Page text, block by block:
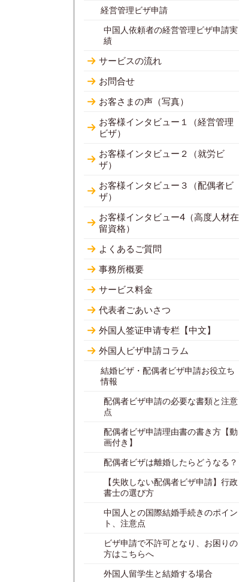
経営管理ビザ申請
中国人依頼者の経営管理ビザ申請実
績
サービスの流れ
お問合せ
お客さまの声（写真）
お客様インタビュー１（経営管理
ビザ）
お客様インタビュー２（就労ビ
ザ）
お客様インタビュー３（配偶者ビ
ザ）
お客様インタビュー4（高度人材在
留資格）
よくあるご質問
事務所概要
サービス料金
代表者ごあいさつ
外国人签证申请专栏【中文】
外国人ビザ申請コラム
結婚ビザ・配偶者ビザ申請お役立ち
情報
配偶者ビザ申請の必要な書類と注意
点
配偶者ビザ申請理由書の書き方【動
画付き】
配偶者ビザは離婚したらどうなる？
【失敗しない配偶者ビザ申請】行政
書士の選び方
中国人との国際結婚手続きのポイン
ト、注意点
ビザ申請で不許可となり、お困りの
方はこちらへ
外国人留学生と結婚する場合